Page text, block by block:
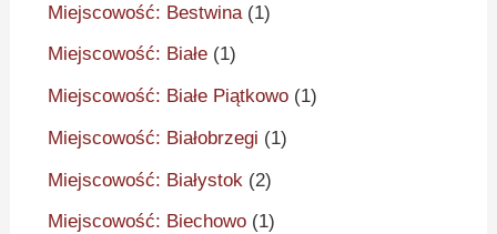
Miejscowość: Bestwina (1)
Miejscowość: Białe (1)
Miejscowość: Białe Piątkowo (1)
Miejscowość: Białobrzegi (1)
Miejscowość: Białystok (2)
Miejscowość: Biechowo (1)